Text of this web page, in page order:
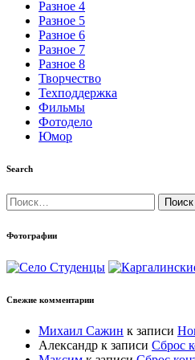
Разное 4
Разное 5
Разное 6
Разное 7
Разное 8
Творчество
Техподдержка
Фильмы
Фотодело
Юмор
Search
Найти:
Фотографии
Свежие комментарии
Михаил Сажин к записи
Александр к записи Сброс